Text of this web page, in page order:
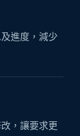
進度，減少
，讓要求更